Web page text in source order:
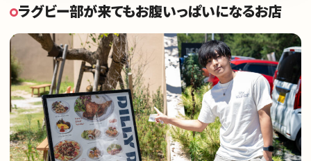
ラグビー部が来てもお腹いっぱいになるお店